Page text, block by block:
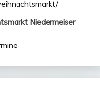
Niedermeiser